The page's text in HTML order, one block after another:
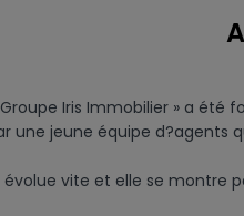
Iris Immobilier » a été
une jeune équipe d?agents
vite et elle se montre